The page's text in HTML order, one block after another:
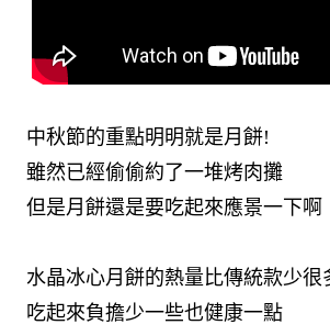
中秋節的重點明明就是月餅!
雖然已經偷偷約了一堆烤肉攤
但是月餅還是要吃起來應景一下啊
水晶冰心月餅的熱量比傳統款少很
吃起來負擔少一些也健康一點